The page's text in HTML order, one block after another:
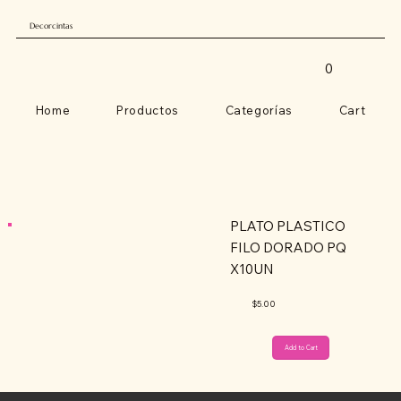
Decorcintas
Home Productos Categorías Cart
0
Add to Cart
PLATO PLASTICO
FILO DORADO PQ
X10UN
$5.00